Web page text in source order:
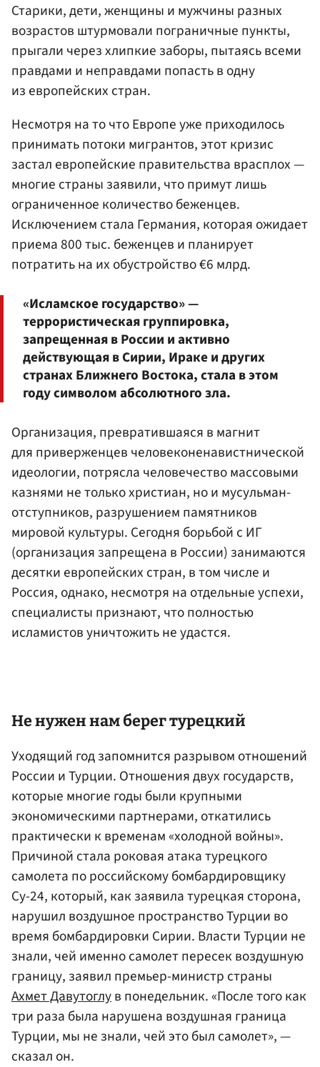
Старики, дети, женщины и мужчины разных
возрастов штурмовали пограничные пункты,
прыгали через хлипкие заборы, пытаясь всеми
правдами и неправдами попасть в одну
из европейских стран.
Несмотря на то что Европе уже приходилось
принимать потоки мигрантов, этот кризис
застал европейские правительства врасплох —
многие страны заявили, что примут лишь
ограниченное количество беженцев.
Исключением стала Германия, которая ожидает
приема 800 тыс. беженцев и планирует
потратить на их обустройство €6 млрд.
«Исламское государство» —
террористическая группировка,
запрещенная в России и активно
действующая в Сирии, Ираке и других
странах Ближнего Востока, стала в этом
году символом абсолютного зла.
Организация, превратившаяся в магнит
для приверженцев человеконенавистнической
идеологии, потрясла человечество массовыми
казнями не только христиан, но и мусульман-
отступников, разрушением памятников
мировой культуры. Сегодня борьбой с ИГ
(организация запрещена в России) занимаются
десятки европейских стран, в том числе и
Россия, однако, несмотря на отдельные успехи,
специалисты признают, что полностью
исламистов уничтожить не удастся.
Не нужен нам берег турецкий
Уходящий год запомнится разрывом отношений
России и Турции. Отношения двух государств,
которые многие годы были крупными
экономическими партнерами, откатились
практически к временам «холодной войны».
Причиной стала роковая атака турецкого
самолета по российскому бомбардировщику
Су-24, который, как заявила турецкая сторона,
нарушил воздушное пространство Турции во
время бомбардировки Сирии. Власти Турции не
знали, чей именно самолет пересек воздушную
границу, заявил премьер-министр страны
Ахмет Давутоглув понедельник. «После того как
три раза была нарушена воздушная граница
Турции, мы не знали, чей это был самолет», —
сказал он.